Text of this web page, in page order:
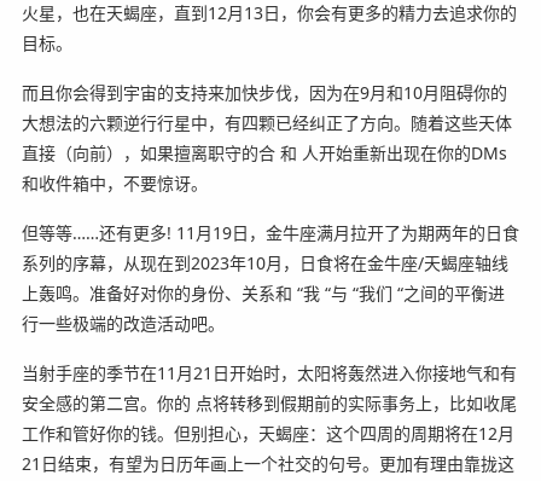
火星，也在天蝎座，直到12月13日，你会有更多的精力去追求你的
目标。
而且你会得到宇宙的支持来加快步伐，因为在9月和10月阻碍你的
大想法的六颗逆行行星中，有四颗已经纠正了方向。随着这些天体
直接（向前），如果擅离职守的合 和 人开始重新出现在你的DMs
和收件箱中，不要惊讶。
但等等……还有更多! 11月19日，金牛座满月拉开了为期两年的日食
系列的序幕，从现在到2023年10月，日食将在金牛座/天蝎座轴线
上轰鸣。准备好对你的身份、关系和 “我 “与 “我们 “之间的平衡进
行一些极端的改造活动吧。
当射手座的季节在11月21日开始时，太阳将轰然进入你接地气和有
安全感的第二宫。你的 点将转移到假期前的实际事务上，比如收尾
工作和管好你的钱。但别担心，天蝎座：这个四周的周期将在12月
21日结束，有望为日历年画上一个社交的句号。更加有理由靠拢这